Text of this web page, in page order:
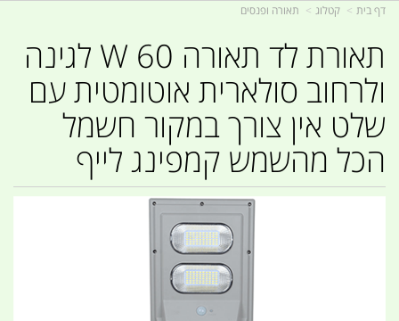
דף בית קטלוג תאורה ופנסים
תאורת לד תאורה 60 W לגינה
ולרחוב סולארית אוטומטית עם
שלט אין צורך במקור חשמל
הכל מהשמש קמפינג לייף